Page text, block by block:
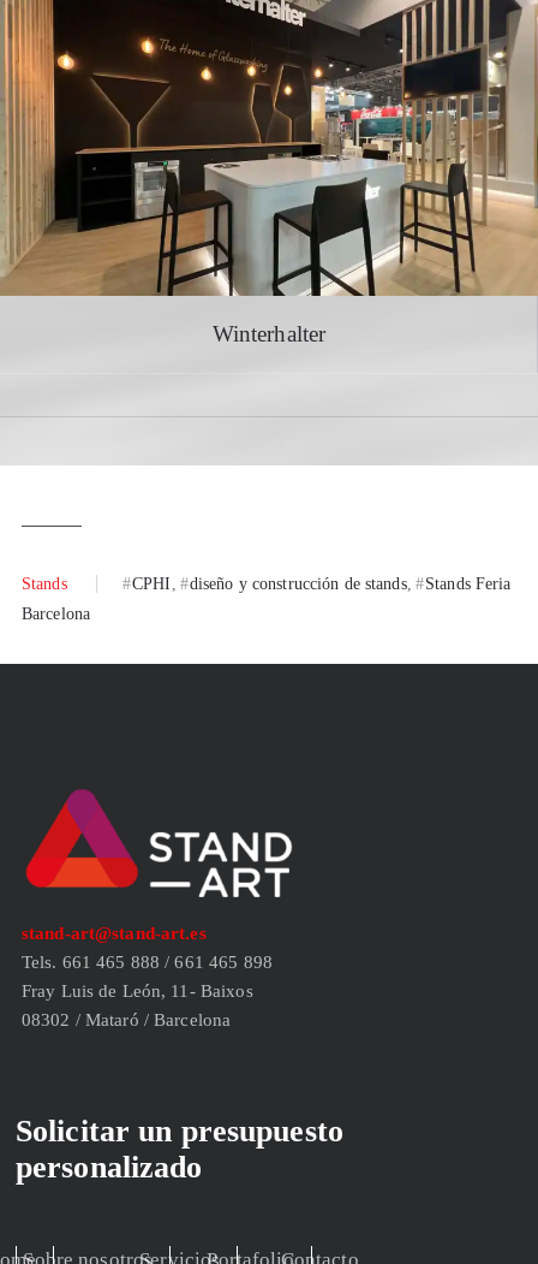
Winterhalter
Stands CPHI diseño y construcción de stands
Stands Feria
Barcelona
stand-art@stand-art.es
Tels. 661 465 888 / 661 465 898
Fray Luis de León, 11- Baixos
08302 / Mataró / Barcelona
Solicitar un presupuesto
personalizado